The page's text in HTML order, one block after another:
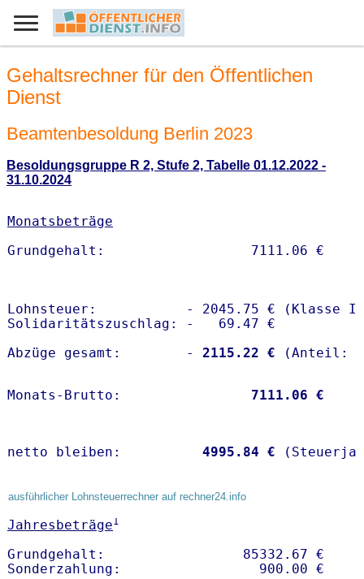
Gehaltsrechner für den Öffentlichen
Dienst
Beamtenbesoldung Berlin 2023
Besoldungsgruppe R 2, Stufe 2, Tabelle 01.12.2022 -
31.10.2024
Monatsbeträge
Lohnsteuer:           - 2045.75 € (Klasse I)
Solidaritätszuschlag: -   69.47 €
Abzüge gesamt:        -
2115.22 €
Monats-Brutto: 7111.06 €
netto bleiben: 4995.84 €
ausführlicher Lohnsteuerrechner auf rechner24.info
Jahresbeträge1
Grundgehalt:                 85332.67 €